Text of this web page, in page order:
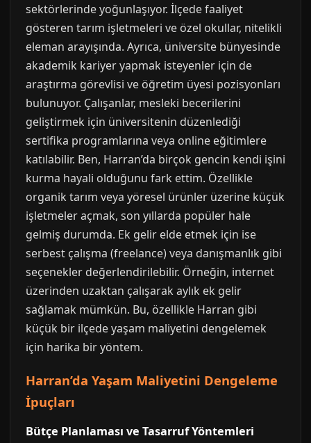
sektörlerinde yoğunlaşıyor. İlçede faaliyet
gösteren tarım işletmeleri ve özel okullar, nitelikli
eleman arayışında. Ayrıca, üniversite bünyesinde
akademik kariyer yapmak isteyenler için de
araştırma görevlisi ve öğretim üyesi pozisyonları
bulunuyor. Çalışanlar, mesleki becerilerini
geliştirmek için üniversitenin düzenlediği
sertifika programlarına veya online eğitimlere
katılabilir. Ben, Harran’da birçok gencin kendi işini
kurma hayali olduğunu fark ettim. Özellikle
organik tarım veya yöresel ürünler üzerine küçük
işletmeler açmak, son yıllarda popüler hale
gelmiş durumda. Ek gelir elde etmek için ise
serbest çalışma (freelance) veya danışmanlık gibi
seçenekler değerlendirilebilir. Örneğin, internet
üzerinden uzaktan çalışarak aylık ek gelir
sağlamak mümkün. Bu, özellikle Harran gibi
küçük bir ilçede yaşam maliyetini dengelemek
için harika bir yöntem.
Harran’da Yaşam Maliyetini Dengeleme
İpuçları
Bütçe Planlaması ve Tasarruf Yöntemleri